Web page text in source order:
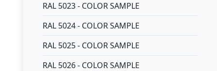
RAL 5023 - COLOR SAMPLE
RAL 5024 - COLOR SAMPLE
RAL 5025 - COLOR SAMPLE
RAL 5026 - COLOR SAMPLE